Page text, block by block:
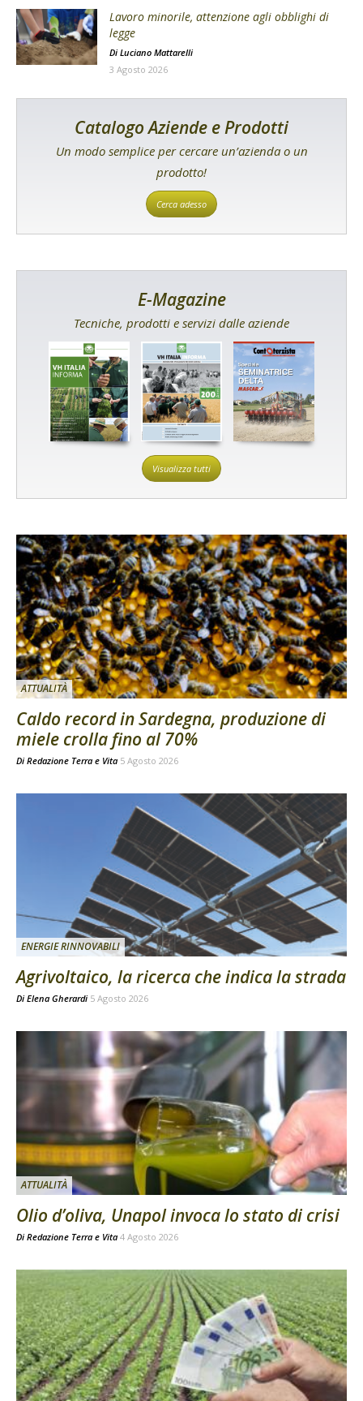
Lavoro minorile, attenzione agli obblighi di
legge
Di Luciano Mattarelli
3 Agosto 2026
Catalogo Aziende e Prodotti
Un modo semplice per cercare un’azienda o un
prodotto!
Cerca adesso
E-Magazine
Tecniche, prodotti e servizi dalle aziende
Visualizza tutti
ATTUALITÀ
Caldo record in Sardegna, produzione di
miele crolla fino al 70%
Di Redazione Terra e Vita 5 Agosto 2026
ENERGIE RINNOVABILI
Agrivoltaico, la ricerca che indica la strada
Di Elena Gherardi 5 Agosto 2026
ATTUALITÀ
Olio d’oliva, Unapol invoca lo stato di crisi
Di Redazione Terra e Vita 4 Agosto 2026